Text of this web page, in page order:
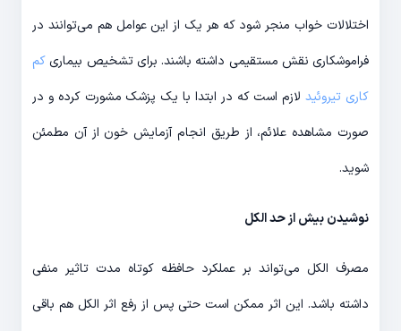
اختلالات خواب منجر شود که هر یک از این عوامل هم می‌توانند در
فراموشکاری نقش مستقیمی داشته باشند. برای تشخیص بیماریکم
کاری تیروئیدلازم است که در ابتدا با یک پزشک مشورت کرده و در
صورت مشاهده علائم، از طریق انجام آزمایش خون از آن مطمئن
شوید.
نوشیدن بیش از حد الکل
مصرف الکل می‌تواند بر عملکرد حافظه کوتاه مدت تاثیر منفی
داشته باشد. این اثر ممکن است حتی پس از رفع اثر الکل هم باقی